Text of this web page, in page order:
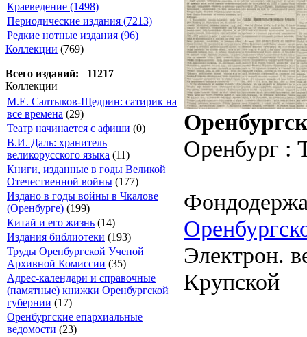
Краеведение (1498)
Периодические издания (7213)
Редкие нотные издания (96)
Коллекции (769)
Всего изданий: 11217
Коллекции
М.Е. Салтыков-Щедрин: сатирик на
все времена (29)
Театр начинается с афиши (0)
В.И. Даль: хранитель
великорусского языка (11)
Книги, изданные в годы Великой
Отечественной войны (177)
Издано в годы войны в Чкалове
(Оренбурге) (199)
Китай и его жизнь (14)
Издания библиотеки (193)
Труды Оренбургской Ученой
Архивной Комиссии (35)
Адрес-календари и справочные
(памятные) книжки Оренбургской
губернии (17)
Оренбургские епархиальные
ведомости (23)
Оренбург :
Электрон.
Крупской